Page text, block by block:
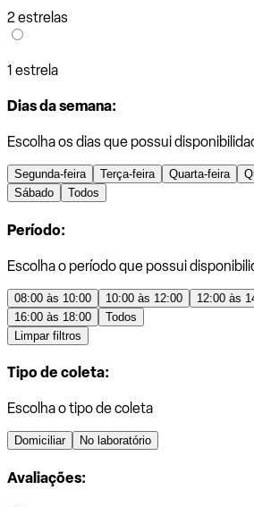
2 estrelas
1 estrela
Dias da semana:
Escolha os dias que possui
Segunda-feira Terça-feira Quarta-feira
Sábado
Todos
Período:
Escolha o período que possui
08:00 às 10:00 10:00 às 12:00 12:00 às
16:00 às 18:00
Todos
Limpar filtros
Tipo de coleta:
Escolha o tipo de coleta
Domiciliar No laboratório
Avaliações: